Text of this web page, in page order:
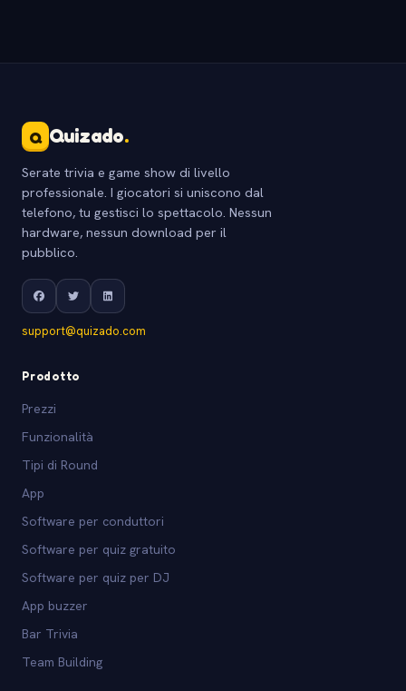
Q Quizado.
Serate trivia e game show di livello
professionale. I giocatori si uniscono dal
telefono, tu gestisci lo spettacolo. Nessun
hardware, nessun download per il
pubblico.
support@quizado.com
Prodotto
Prezzi
Funzionalità
Tipi di Round
App
Software per conduttori
Software per quiz gratuito
Software per quiz per DJ
App buzzer
Bar Trivia
Team Building